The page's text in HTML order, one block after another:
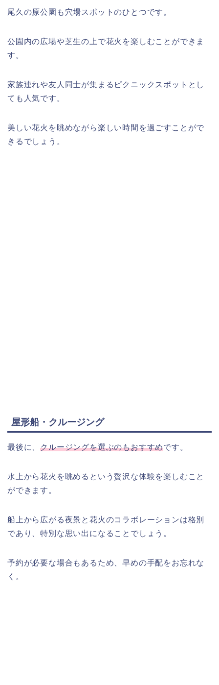
尾久の原公園も穴場スポットのひとつです。
公園内の広場や芝生の上で花火を楽しむことができま
す。
家族連れや友人同士が集まるピクニックスポットとし
ても人気です。
美しい花火を眺めながら楽しい時間を過ごすことがで
きるでしょう。
屋形船・クルージング
最後に、クルージングを選ぶのもおすすめです。
水上から花火を眺めるという贅沢な体験を楽しむこと
ができます。
船上から広がる夜景と花火のコラボレーションは格別
であり、特別な思い出になることでしょう。
予約が必要な場合もあるため、早めの手配をお忘れな
く。